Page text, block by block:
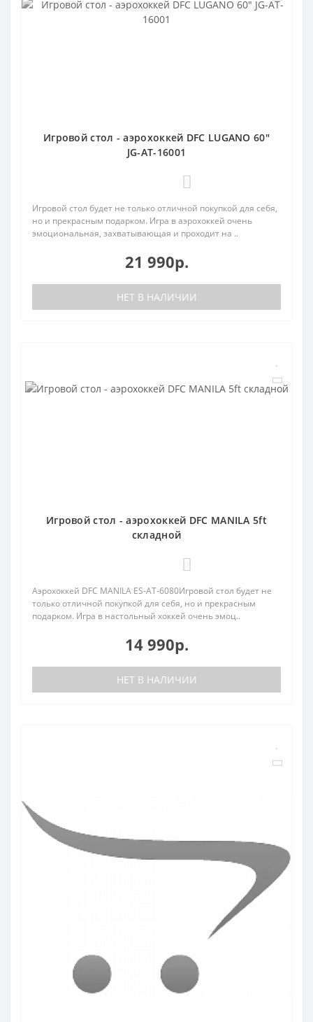
Игровой стол - аэрохоккей DFC LUGANO 60"
JG-AT-16001
Игровой стол будет не только отличной покупкой для себя,
но и прекрасным подарком. Игра в аэрохоккей очень
эмоциональная, захватывающая и проходит на ..
21 990р.
НЕТ В НАЛИЧИИ
Игровой стол - аэрохоккей DFC MANILA 5ft
складной
Аэрохоккей DFC MANILA ES-AT-6080Игровой стол будет не
только отличной покупкой для себя, но и прекрасным
подарком. Игра в настольный хоккей очень эмоц..
14 990р.
НЕТ В НАЛИЧИИ